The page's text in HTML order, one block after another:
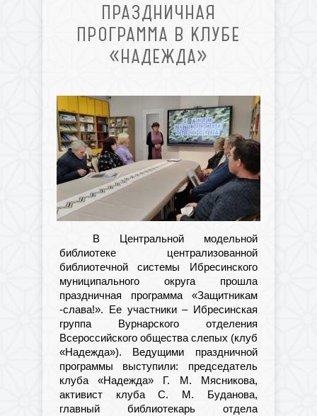
ПРАЗДНИЧНАЯ
ПРОГРАММА В КЛУБЕ
«НАДЕЖДА»
В Центральной модельной
библиотеке централизованной
библиотечной системы Ибресинского
муниципального округа прошла
праздничная программа «Защитникам
-слава!».
Ее участники – Ибресинская
группа Вурнарского отделения
Всероссийского общества слепых (клуб
«Надежда»). Ведущими праздничной
программы выступили: председатель
клуба «Надежда» Г. М. Мясникова,
активист клуба С. М. Буданова,
главный библиотекарь отдела